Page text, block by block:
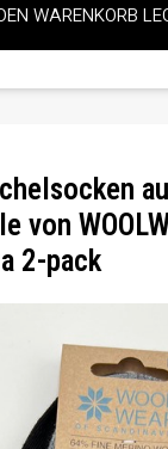
von
2-pack